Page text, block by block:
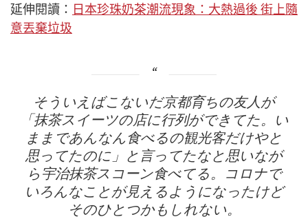
延伸閱讀： 日本珍珠奶茶潮流現象：大熱過後 街上隨
意丟棄垃圾
そういえばこないだ京都育ちの友人が
「抹茶スイーツの店に行列ができてた。い
ままであんなん食べるの観光客だけやと
思ってたのに」と言ってたなと思いなが
ら宇治抹茶スコーン食べてる。コロナで
いろんなことが見えるようになったけど
そのひとつかもしれない。